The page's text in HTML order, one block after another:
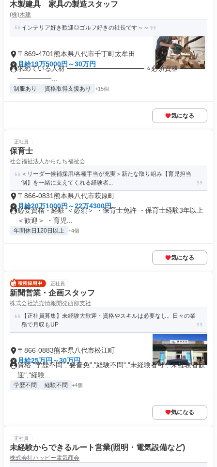
木製建具 家具の製造スタッフ
(株)木建
インテリア好き歓迎◎ゴルフ好きの社長です～～
〒869-4701熊本県八代市千丁町太牟田
月給19万5000円～30万円
求めている人材 ──────────────── ⭐必須資格 ─────
───────...
制服あり 資格取得支援あり +15個
気になる
正社員
保育士
社会福祉法人からたち福祉会
＜リーダー候補採用/各種手当が充実＞新たな取り組み【育児担当
制】を一緒に支えてくれる経験者...
〒866-0831熊本県八代市萩原町
月給20万1000円～22万4300円
必要資格・経験 ＜必須＞ ・保育士免許 ・保育士経験3年以上
＜歓迎＞ ・育児...
年間休日120日以上 +4個
気になる
正社員
新聞営業・企画スタッフ
株式会社読売情報開発西部支社
【正社員募集】未経験大歓迎・資格やスキルは必要なし。日々の業
務で月収もUP
〒866-0883熊本県八代市松江町
月給25万円～30万円
資格 "学歴不問","要普免","経験不問","未経験者可","未経験者歓
迎","経験...
学歴不問 経験不問 +4個
気になる
正社員
未経験からできるルート営業(照明・電気設備など)
株式会社ハッピー電気商会